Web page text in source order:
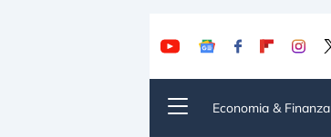
Economia & Finanza